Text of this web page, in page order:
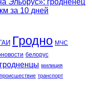
за 10 дней
Гродно МЧС
белорус
гродненцы милиция
происшествие транспорт